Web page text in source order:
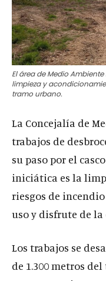
El área de Medio
limpieza y
tramo urbano.
La Concejalía de
trabajos de
su paso por el
iniciática es la
riesgos de
uso y disfrute de
Los trabajos se
de 1.300 metros